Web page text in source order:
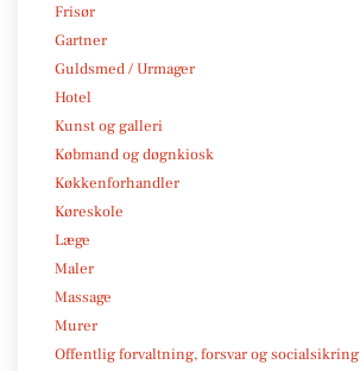
Frisør
Gartner
Guldsmed / Urmager
Hotel
Kunst og galleri
Købmand og døgnkiosk
Køkkenforhandler
Køreskole
Læge
Maler
Massage
Murer
Offentlig forvaltning, forsvar og socialsikring